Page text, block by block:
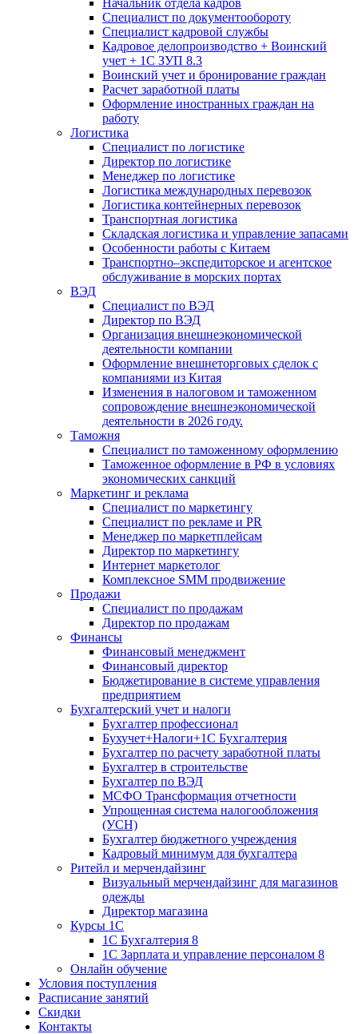
Начальник отдела кадров
Специалист по документообороту
Специалист кадровой службы
Кадровое делопроизводство + Воинский
учет + 1С ЗУП 8.3
Воинский учет и бронирование граждан
Расчет заработной платы
Оформление иностранных граждан на
работу
Логистика
Специалист по логистике
Директор по логистике
Менеджер по логистике
Логистика международных перевозок
Логистика контейнерных перевозок
Транспортная логистика
Складская логистика и управление запасами
Особенности работы с Китаем
Транспортно–экспедиторское и агентское
обслуживание в морских портах
ВЭД
Специалист по ВЭД
Директор по ВЭД
Организация внешнеэкономической
деятельности компании
Оформление внешнеторговых сделок с
компаниями из Китая
Изменения в налоговом и таможенном
сопровождение внешнеэкономической
деятельности в 2026 году.
Таможня
Специалист по таможенному оформлению
Таможенное оформление в РФ в условиях
экономических санкций
Маркетинг и реклама
Специалист по маркетингу
Специалист по рекламе и PR
Менеджер по маркетплейсам
Директор по маркетингу
Интернет маркетолог
Комплексное SMM продвижение
Продажи
Специалист по продажам
Директор по продажам
Финансы
Финансовый менеджмент
Финансовый директор
Бюджетирование в системе управления
предприятием
Бухгалтерский учет и налоги
Бухгалтер профессионал
Бухучет+Налоги+1С Бухгалтерия
Бухгалтер по расчету заработной платы
Бухгалтер в строительстве
Бухгалтер по ВЭД
МСФО Трансформация отчетности
Упрощенная система налогообложения
(УСН)
Бухгалтер бюджетного учреждения
Кадровый минимум для бухгалтера
Ритейл и мерчендайзинг
Визуальный мерчендайзинг для магазинов
одежды
Директор магазина
Курсы 1С
1С Бухгалтерия 8
1С Зарплата и управление персоналом 8
Онлайн обучение
Условия поступления
Расписание занятий
Скидки
Контакты